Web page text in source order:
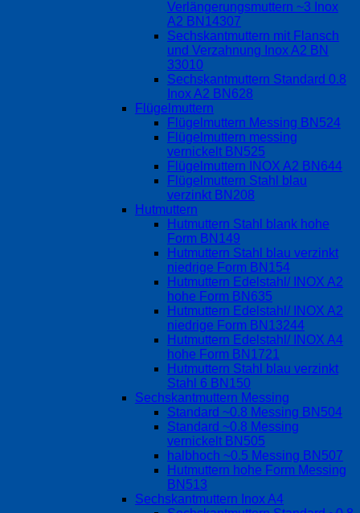
Verlängerungsmuttern ~3 Inox
A2 BN14307
Sechskantmuttern mit Flansch
und Verzahnung Inox A2 BN
33010
Sechskantmuttern Standard 0.8
Inox A2 BN628
Flügelmuttern
Flügelmuttern Messing BN524
Flügelmuttern messing
vernickelt BN525
Flügelmuttern INOX A2 BN644
Flügelmuttern Stahl blau
verzinkt BN208
Hutmuttern
Hutmuttern Stahl blank hohe
Form BN149
Hutmuttern Stahl blau verzinkt
niedrige Form BN154
Hutmuttern Edelstahl/ INOX A2
hohe Form BN635
Hutmuttern Edelstahl/ INOX A2
niedrige Form BN13244
Hutmuttern Edelstahl/ INOX A4
hohe Form BN1721
Hutmuttern Stahl blau verzinkt
Stahl 6 BN150
Sechskantmuttern Messing
Standard ~0.8 Messing BN504
Standard ~0.8 Messing
vernickelt BN505
halbhoch ~0.5 Messing BN507
Hutmuttern hohe Form Messing
BN513
Sechskantmuttern Inox A4